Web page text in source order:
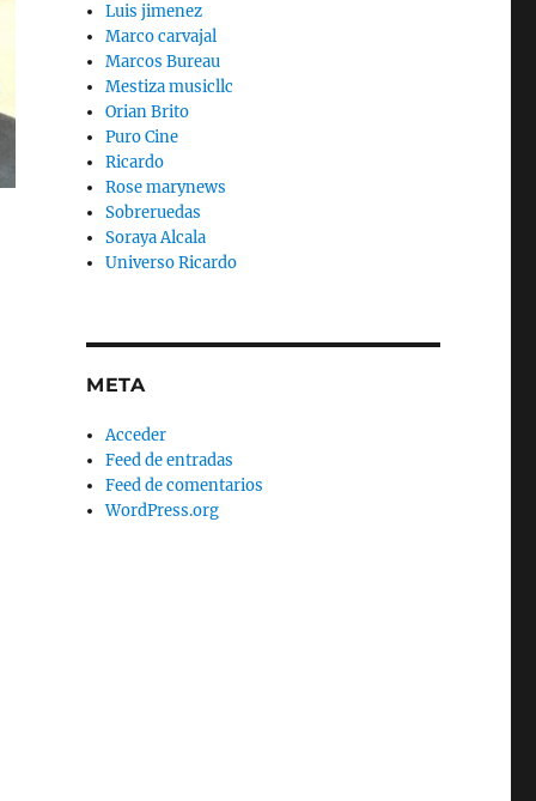
Luis jimenez
Marco carvajal
Marcos Bureau
Mestiza musicllc
Orian Brito
Puro Cine
Ricardo
Rose marynews
Sobreruedas
Soraya Alcala
Universo Ricardo
META
Acceder
Feed de entradas
Feed de comentarios
WordPress.org